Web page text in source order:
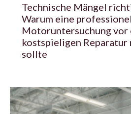
Technische Mängel
Warum eine
Motoruntersuchung vor
kostspieligen Reparatur
sollte